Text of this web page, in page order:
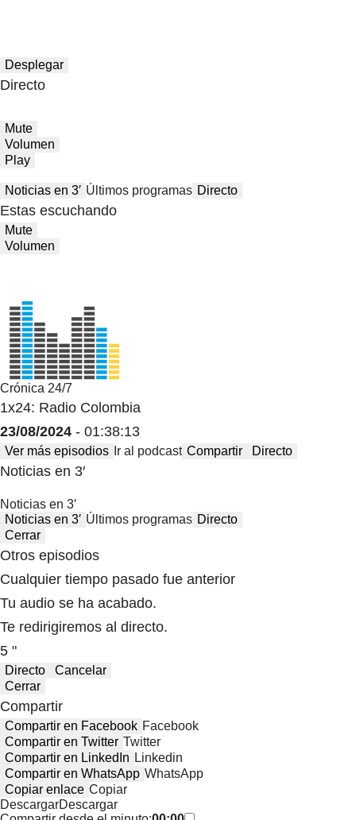
Desplegar
Directo
Mute
Volumen
Play
Noticias en 3′ Últimos programas Directo
Estas escuchando
Mute
Volumen
Crónica 24/7
1x24: Radio Colombia
23/08/2024 - 01:38:13
Ver más episodios Ir al podcast Compartir Directo
Noticias en 3′
Noticias en 3′
Noticias en 3′ Últimos programas Directo
Cerrar
Otros episodios
Cualquier tiempo pasado fue anterior
Tu audio se ha acabado.
Te redirigiremos al directo.
5 "
Directo
Cancelar
Cerrar
Compartir
Compartir en Facebook Facebook
Compartir en Twitter Twitter
Compartir en LinkedIn Linkedin
Compartir en WhatsApp WhatsApp
Copiar enlace Copiar
DescargarDescargar